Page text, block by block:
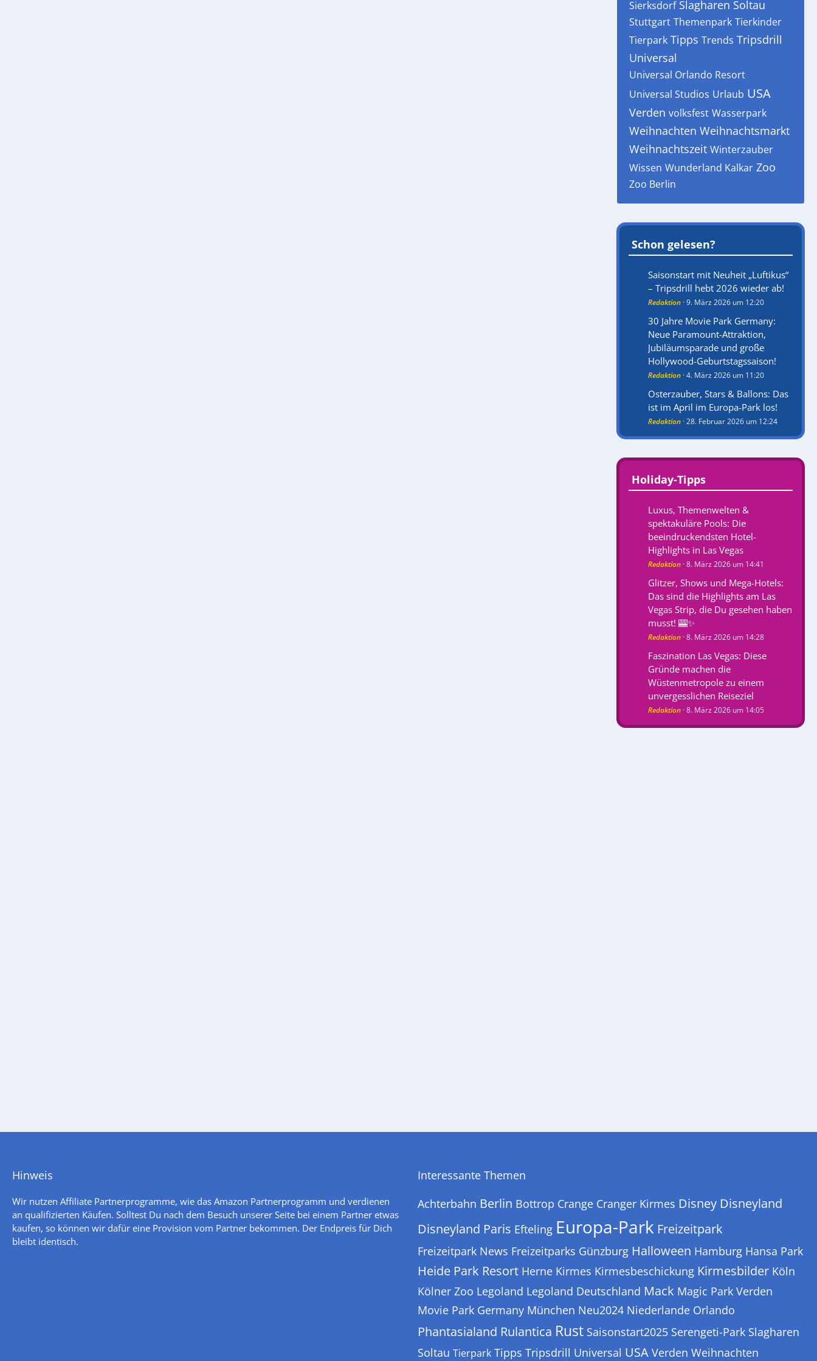
Sierksdorf Slagharen Soltau
Stuttgart Themenpark Tierkinder
Tierpark Tipps Trends Tripsdrill
Universal
Universal Orlando Resort
Universal Studios Urlaub USA
Verden volksfest Wasserpark
Weihnachten Weihnachtsmarkt
Weihnachtszeit Winterzauber
Wissen Wunderland Kalkar Zoo
Zoo Berlin
Schon gelesen?
Saisonstart mit Neuheit „Luftikus“
– Tripsdrill hebt 2026 wieder ab!
Redaktion 9. März 2026 um 12:20
30 Jahre Movie Park Germany:
Neue Paramount-Attraktion,
Jubiläumsparade und große
Hollywood-Geburtstagssaison!
Redaktion 4. März 2026 um 11:20
Osterzauber, Stars & Ballons: Das
ist im April im Europa-Park los!
Redaktion 28. Februar 2026 um 12:24
Holiday-Tipps
Luxus, Themenwelten &
spektakuläre Pools: Die
beeindruckendsten Hotel-
Highlights in Las Vegas
Redaktion 8. März 2026 um 14:41
Glitzer, Shows und Mega-Hotels:
Das sind die Highlights am Las
Vegas Strip, die Du gesehen haben
musst! 🎰✨
Redaktion 8. März 2026 um 14:28
Faszination Las Vegas: Diese
Gründe machen die
Wüstenmetropole zu einem
unvergesslichen Reiseziel
Redaktion 8. März 2026 um 14:05
Hinweis
Wir nutzen Affiliate Partnerprogramme, wie das Amazon Partnerprogramm und verdienen
an qualifizierten Käufen. Solltest Du nach dem Besuch unserer Seite bei einem Partner etwas
kaufen, so können wir dafür eine Provision vom Partner bekommen. Der Endpreis für Dich
bleibt identisch.
Interessante Themen
Achterbahn Berlin Bottrop Crange Cranger Kirmes Disney Disneyland
Disneyland Paris Efteling Europa-Park Freizeitpark
Freizeitpark News Freizeitparks Günzburg Halloween Hamburg Hansa Park
Heide Park Resort Herne Kirmes Kirmesbeschickung Kirmesbilder Köln
Kölner Zoo Legoland Legoland Deutschland Mack Magic Park Verden
Movie Park Germany München Neu2024 Niederlande Orlando
Phantasialand Rulantica Rust Saisonstart2025 Serengeti-Park Slagharen
Soltau Tierpark Tipps Tripsdrill Universal USA Verden Weihnachten